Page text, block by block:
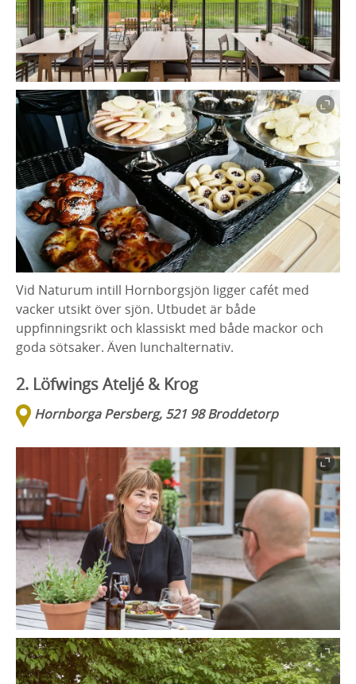
Vid Naturum intill Hornborgsjön ligger cafét med
vacker utsikt över sjön. Utbudet är både
uppfinningsrikt och klassiskt med både mackor och
goda sötsaker. Även lunchalternativ.
2. Löfwings Ateljé & Krog
Hornborga Persberg, 521 98 Broddetorp